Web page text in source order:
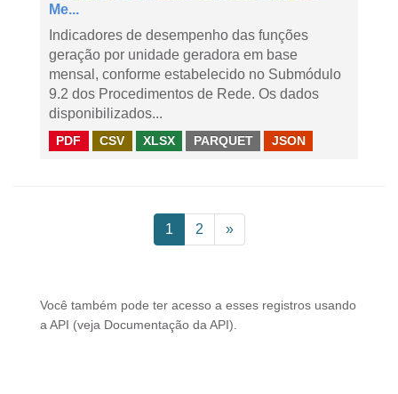
Me...
Indicadores de desempenho das funções
geração por unidade geradora em base
mensal, conforme estabelecido no Submódulo
9.2 dos Procedimentos de Rede. Os dados
disponibilizados...
PDF CSV XLSX PARQUET JSON
1 2 »
Você também pode ter acesso a esses registros usando
a API (veja Documentação da API ).